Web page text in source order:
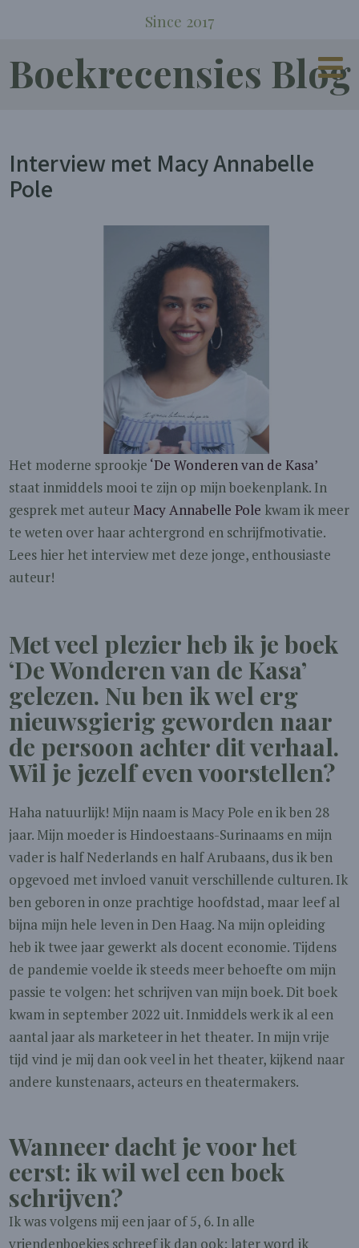
Since 2017
Boekrecensies Blog
Interview met Macy Annabelle
Pole
Het moderne sprookje ‘De Wonderen van de Kasa’
staat inmiddels mooi te zijn op mijn boekenplank. In
gesprek met auteur Macy Annabelle Pole kwam ik meer
te weten over haar achtergrond en schrijfmotivatie.
Lees hier het interview met deze jonge, enthousiaste
auteur!
Met veel plezier heb ik je boek
‘De Wonderen van de Kasa’
gelezen. Nu ben ik wel erg
nieuwsgierig geworden naar
de persoon achter dit verhaal.
Wil je jezelf even voorstellen?
Haha natuurlijk! Mijn naam is Macy Pole en ik ben 28
jaar. Mijn moeder is Hindoestaans-Surinaams en mijn
vader is half Nederlands en half Arubaans, dus ik ben
opgevoed met invloed vanuit verschillende culturen. Ik
ben geboren in onze prachtige hoofdstad, maar leef al
bijna mijn hele leven in Den Haag. Na mijn opleiding
heb ik twee jaar gewerkt als docent economie. Tijdens
de pandemie voelde ik steeds meer behoefte om mijn
passie te volgen: het schrijven van mijn boek. Dit boek
kwam in september 2022 uit. Inmiddels werk ik al een
aantal jaar als marketeer in het theater. In mijn vrije
tijd vind je mij dan ook veel in het theater, kijkend naar
andere kunstenaars, acteurs en theatermakers.
Wanneer dacht je voor het
eerst: ik wil wel een boek
schrijven?
Ik was volgens mij een jaar of 5, 6. In alle
vriendenboekjes schreef ik dan ook: later word ik